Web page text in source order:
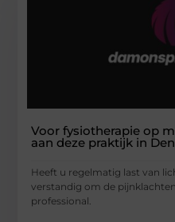
Voor fysiotherapie op
aan deze praktijk in
Heeft u regelmatig last van
verstandig om de
professional.